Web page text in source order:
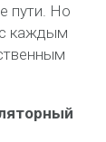
пути. Но
каждым